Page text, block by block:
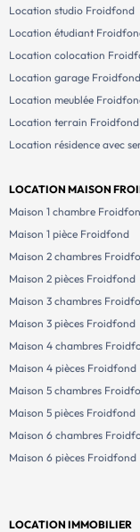
Location studio Froidfond
Location étudiant
Location colocation
Location garage Froidfond
Location meublée
Location terrain Froidfond
Location résidence avec
LOCATION MAISON
Maison 1 chambre
Maison 1 pièce Froidfond
Maison 2 chambres
Maison 2 pièces Froidfond
Maison 3 chambres
Maison 3 pièces Froidfond
Maison 4 chambres
Maison 4 pièces Froidfond
Maison 5 chambres
Maison 5 pièces Froidfond
Maison 6 chambres
Maison 6 pièces Froidfond
LOCATION IMMOBILIER